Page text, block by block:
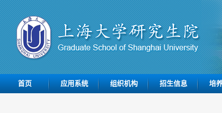
首页 应用系统 组织机构 招生信息 培